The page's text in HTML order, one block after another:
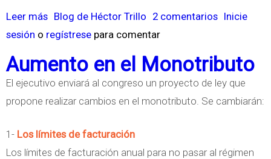
b
u
t
M
n
o
t
i
Leer más
o
r
e
L
Blog de Héctor Trillo 2 comentarios Inicie
sesión o regístrese para comentar
Aumento en el Monotributo
El ejecutivo enviará al congreso un proyecto de ley que
propone realizar cambios en el monotributo. Se cambiarán:
1- Los límites de facturación
Los límites de facturación anual para no pasar al régimen